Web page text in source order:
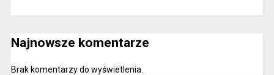
Najnowsze komentarze
Brak komentarzy do wyświetlenia.